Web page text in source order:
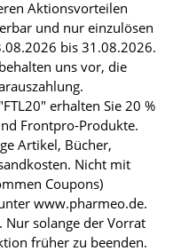
Aktionsvorteilen
und nur einzulösen
bis 31.08.2026.
uns vor, die
erhalten Sie 20 %
Frontpro-Produkte.
Artikel, Bücher,
Nicht mit
Coupons)
www.pharmeo.de.
solange der Vorrat
früher zu beenden.